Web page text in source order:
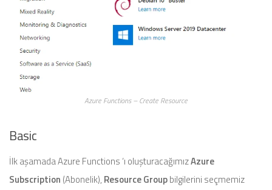
Azure Functions – Create Resource
Basic
İlk aşamada Azure Functions ‘ı oluşturacağımızAzure
Subscription (Abonelik), Resource Groupbilgilerini seçmemiz